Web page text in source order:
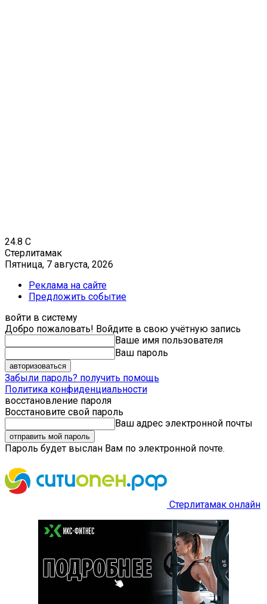
24.8 C
Стерлитамак
Пятница, 7 августа, 2026
Реклама на сайте
Предложить событие
войти в систему
Добро пожаловать! Войдите в свою учётную запись
Ваше имя пользователя
Ваш пароль
Забыли пароль? получить помощь
Политика конфиденциальности
восстановление пароля
Восстановите свой пароль
Ваш адрес электронной почты
Пароль будет выслан Вам по электронной почте.
Стерлитамак онлайн